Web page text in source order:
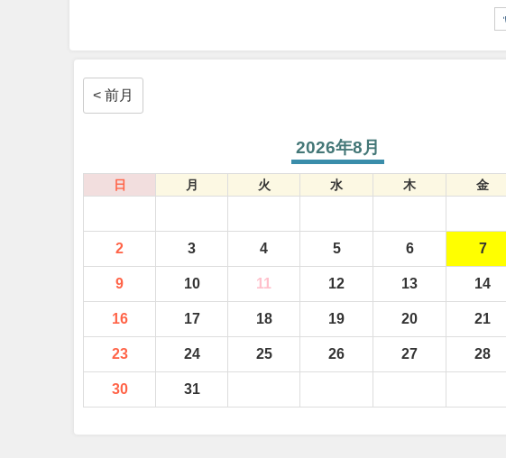
< 前月
2026年8月
日 月 火 水 木 金
2 3 4 5 6 7
9 10 11 12 13 14
16 17 18 19 20 21
23 24 25 26 27 28
30 31